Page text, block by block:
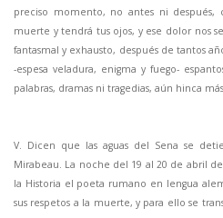
preciso momento, no antes ni después,
muerte y tendrá tus ojos, y ese dolor nos
fantasmal y exhausto, después de tantos
-espesa veladura, enigma y fuego-
palabras, dramas ni tragedias, aún hinca
V. Dicen que las aguas del Sena se
Mirabeau. La noche del 19 al 20 de abril
la Historia el poeta rumano en lengua
sus respetos a la muerte, y para ello se